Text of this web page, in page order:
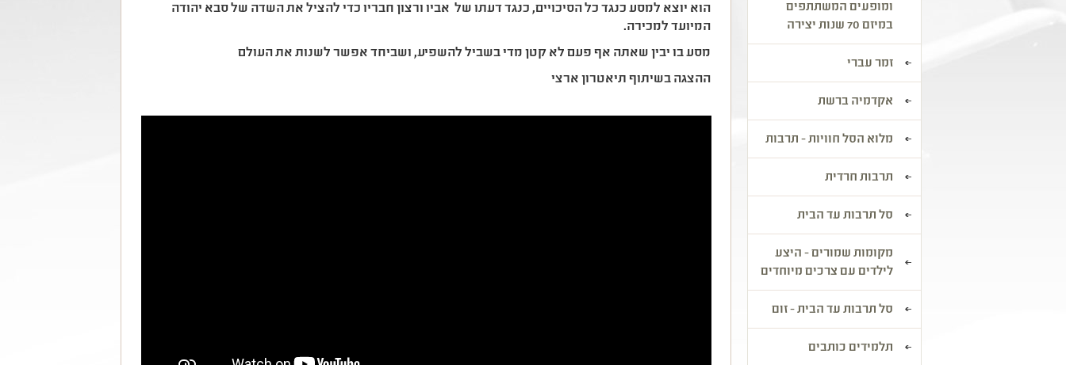
הוא יוצא למסע כנגד כל הסיכויים, כנגד דעתו של אביו ורצון חבריו כדי להציל את השדה של סבא יהודה
המיועד למכירה.
מסע בו יבין שאתה אף פעם לא קטן מדי בשביל להשפיע, ושביחד אפשר לשנות את העולם
ההצגה בשיתוף תיאטרון ארצי
ומופעים המשתתפים
במיזם 70 שנות יצירה
זמר עברי
אקדמיה ברשת
מלוא הסל חוויות - תרבות
תרבות חרדית
סל תרבות עד הבית
מקומות שמורים - היצע
לילדים עם צרכים מיוחדים
סל תרבות עד הבית - זום
תלמידים כותבים